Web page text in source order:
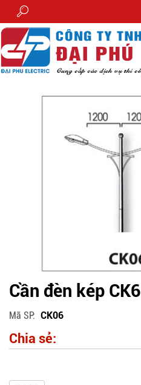
Cần đèn kép CK6
Mã SP CK06
Chia sẻ: